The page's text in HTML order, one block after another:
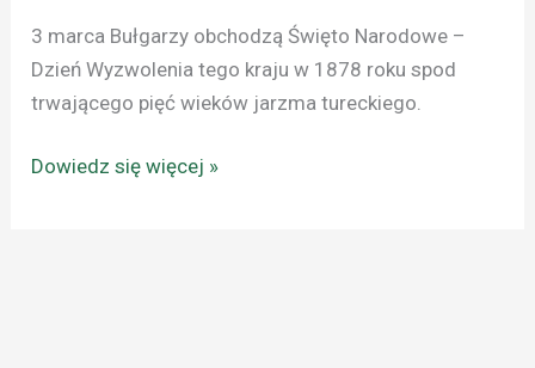
3 marca Bułgarzy obchodzą Święto Narodowe –
Dzień Wyzwolenia tego kraju w 1878 roku spod
trwającego pięć wieków jarzma tureckiego.
Dowiedz się więcej »